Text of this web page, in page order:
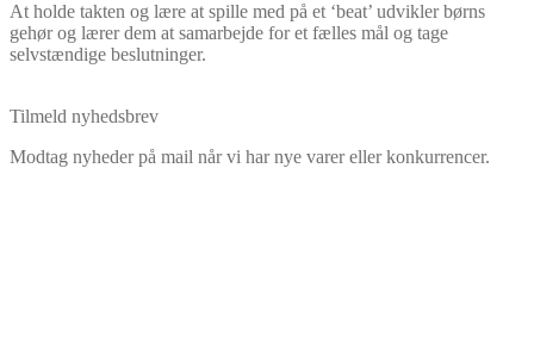
At holde takten og lære at spille med på et ‘beat’ udvikler børns
gehør og lærer dem at samarbejde for et fælles mål og tage
selvstændige beslutninger.
Tilmeld nyhedsbrev
Modtag nyheder på mail når vi har nye varer eller konkurrencer.